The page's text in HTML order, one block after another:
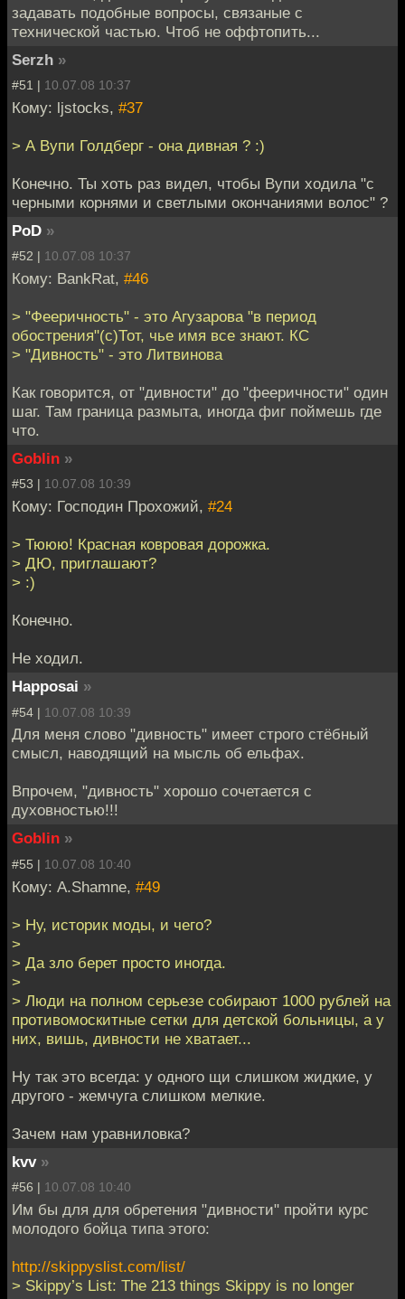
задавать подобные вопросы, связаные с
технической частью. Чтоб не оффтопить...
Serzh »
#51 | 10.07.08 10:37
Кому: ljstocks, #37
> А Вупи Голдберг - она дивная ? :)
Конечно. Ты хоть раз видел, чтобы Вупи ходила "с
черными корнями и светлыми окончаниями волос" ?
PoD »
#52 | 10.07.08 10:37
Кому: BankRat, #46
> "Фееричность" - это Агузарова "в период
обострения"(с)Тот, чье имя все знают. КС
> "Дивность" - это Литвинова
Как говорится, от "дивности" до "фееричности" один
шаг. Там граница размыта, иногда фиг поймешь где
что.
Goblin »
#53 | 10.07.08 10:39
Кому: Господин Прохожий, #24
> Тююю! Красная ковровая дорожка.
> ДЮ, приглашают?
> :)
Конечно.
Не ходил.
Happosai »
#54 | 10.07.08 10:39
Для меня слово "дивность" имеет строго стёбный
смысл, наводящий на мысль об ельфах.
Впрочем, "дивность" хорошо сочетается с
духовностью!!!
Goblin »
#55 | 10.07.08 10:40
Кому: A.Shamne, #49
> Ну, историк моды, и чего?
>
> Да зло берет просто иногда.
>
> Люди на полном серьезе собирают 1000 рублей на
противомоскитные сетки для детской больницы, а у
них, вишь, дивности не хватает...
Ну так это всегда: у одного щи слишком жидкие, у
другого - жемчуга слишком мелкие.
Зачем нам уравниловка?
kvv »
#56 | 10.07.08 10:40
Им бы для для обретения "дивности" пройти курс
молодого бойца типа этого:
http://skippyslist.com/list/
> Skippy’s List: The 213 things Skippy is no longer